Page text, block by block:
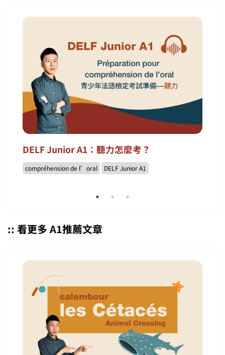
DELF Junior A1：聽力怎麼考？
compréhension de l’oral DELF Junior A1
:: 看更多 A1推薦文章